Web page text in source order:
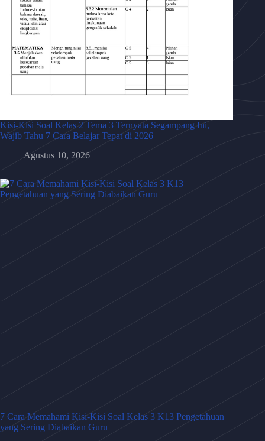
Kisi-Kisi Soal Kelas 2 Tema 3 Ternyata Segampang Ini,
Wajib Tahu 7 Cara Belajar Tepat di 2026
Agustus 10, 2026
7 Cara Memahami Kisi-Kisi Soal Kelas 3 K13 Pengetahuan
yang Sering Diabaikan Guru